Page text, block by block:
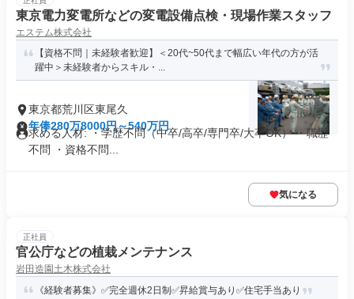
東京電力変電所などの変電設備点検・現場作業スタッフ
エステム株式会社
【資格不問｜未経験者歓迎】＜20代~50代まで幅広い年代の方が活
躍中＞未経験者からスキル・...
東京都荒川区東尾久
年俸280万8000円～540万円
求める人材: ・学歴不問（中卒/高卒/専門卒/大卒OK） ・職歴
不問 ・資格不問...
気になる
正社員
官公庁などの植栽メンテナンス
岩田造園土木株式会社
《経験者募集》✅完全週休2日制✅昇給賞与あり✅住宅手当あり